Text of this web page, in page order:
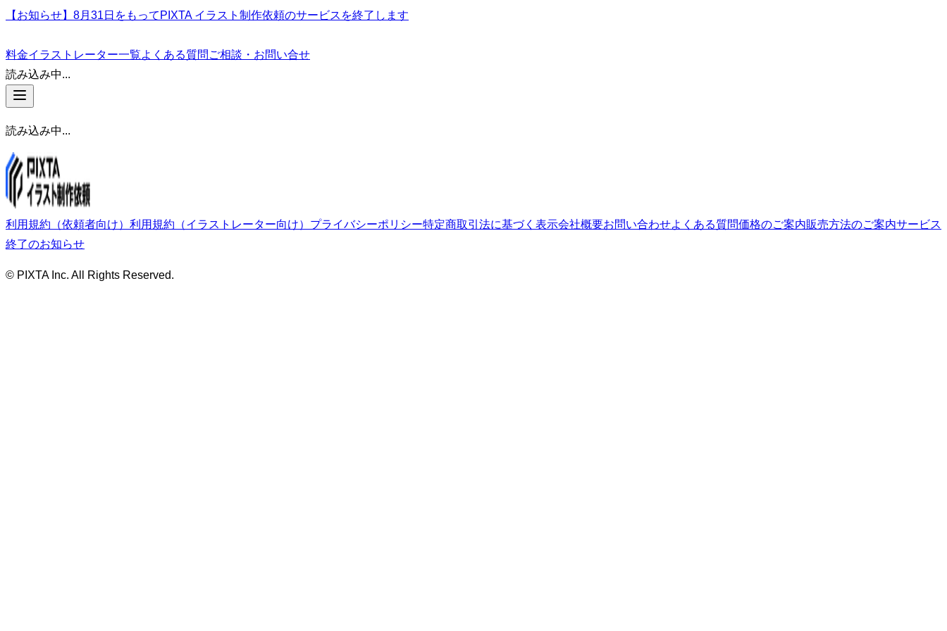
【お知らせ】8月31日をもってPIXTA イラスト制作依頼のサービスを終了します
料金イラストレーター一覧よくある質問 ご相談・お問い合せ
読み込み中...
読み込み中...
利用規約（依頼者向け） 利用規約（イラストレーター向け） プライバシーポリシー特定商取引法に基づく表示会社概要お問い合わせよくある質問価格のご案内販売方法のご案内サービス
終了のお知らせ
© PIXTA Inc. All Rights Reserved.